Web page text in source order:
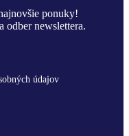
ponuky!
odber newslettera.
údajov